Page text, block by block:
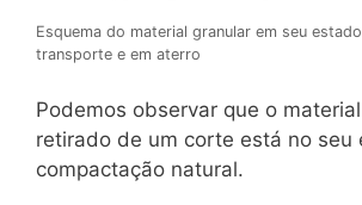
Esquema do material granular em seu
transporte e em aterro
Podemos observar que o
retirado de um corte está no seu
compactação natural.